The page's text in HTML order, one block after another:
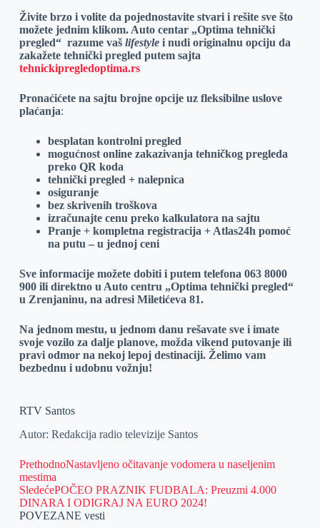
o
k
n
g
e
r
e
d
I
n
e
r
a
t
s
A
p
E
m
a
i
Živite brzo i volite da pojednostavite stvari i rešite sve što
možete jednim klikom. Auto centar „Optima tehnički
pregled“ razume vaš lifestylei nudi originalnu opciju da
zakažete tehnički pregled putem sajta
tehnickipregledoptima.rs
Pronaćićete na sajtu brojne opcije uz fleksibilne uslove
plaćanja:
besplatan kontrolni pregled
mogućnost online zakazivanja tehničkog pregleda
preko QR koda
tehnički pregled + nalepnica
osiguranje
bez skrivenih troškova
izračunajte cenu preko kalkulatora na sajtu
Pranje + kompletna registracija + Atlas24h pomoć
na putu – u jednoj ceni
Sve informacije možete dobiti i putem telefona 063 8000
900 ili direktno u Auto centru „Optima tehnički pregled“
u Zrenjaninu, na adresi Miletićeva 81.
Na jednom mestu, u jednom danu rešavate sve i imate
svoje vozilo za dalje planove, možda vikend putovanje ili
pravi odmor na nekoj lepoj destinaciji. Želimo vam
bezbednu i udobnu vožnju!
RTV Santos
Autor: Redakcija radio televizije Santos
PrethodnoNastavljeno očitavanje vodomera u naseljenim
mestima
SledećePOČEO PRAZNIK FUDBALA: Preuzmi 4.000
DINARA I ODIGRAJ NA EURO 2024!
POVEZANE vesti